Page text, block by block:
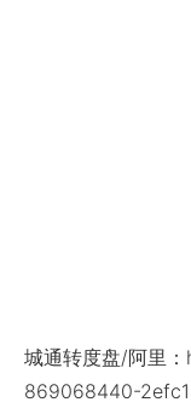
城通转度盘/阿里
869068440-